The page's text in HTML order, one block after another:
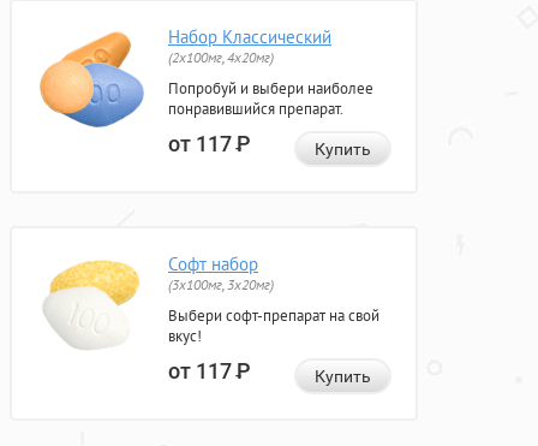
Набор Классический
(2x100мг, 4x20мг)
Попробуй и выбери наиболее
понравившийся препарат.
от 117Р Купить
Софт набор
(3x100мг, 3x20мг)
Выбери софт-препарат на свой
вкус!
от 117Р Купить